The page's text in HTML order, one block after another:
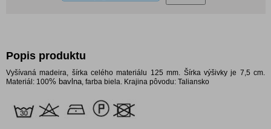
Popis produktu
Vyšívaná madeira, šírka celého materiálu 125 mm. Šírka výšivky je 7,5 cm.
Materiál: 100% bavlna , farba biela. Krajina pôvodu: Taliansko